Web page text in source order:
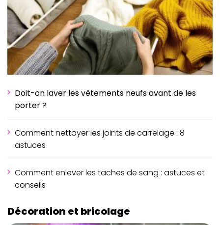
Doit-on laver les vêtements neufs avant de les
porter ?
Comment nettoyer les joints de carrelage : 8
astuces
Comment enlever les taches de sang : astuces et
conseils
Décoration et bricolage